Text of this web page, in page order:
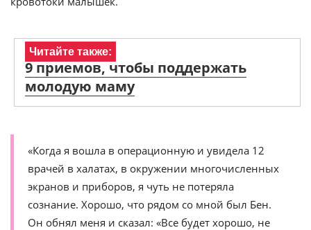
Читайте также:
9 приемов, чтобы поддержать
молодую маму
«Когда я вошла в операционную и увидела 12
врачей в халатах, в окружении многочисленных
экранов и приборов, я чуть не потеряла
сознание. Хорошо, что рядом со мной был Бен.
Он обнял меня и сказал: «Все будет хорошо, не